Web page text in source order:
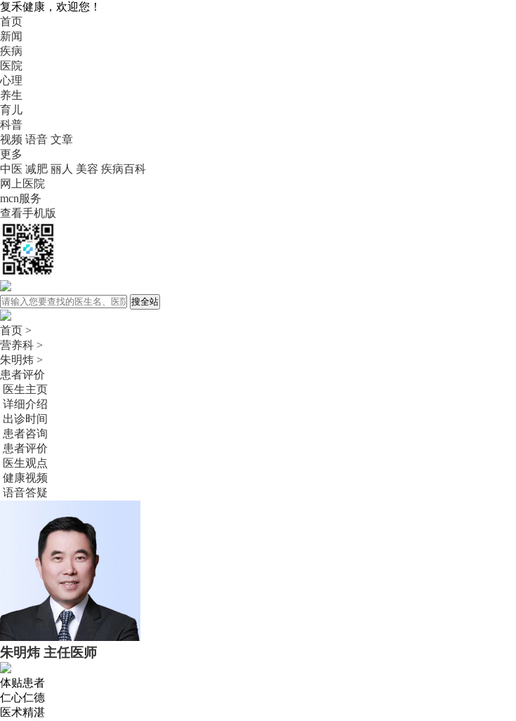
复禾健康，欢迎您！
首页
新闻
疾病
医院
心理
养生
育儿
科普
视频 语音 文章
更多
中医 减肥 丽人 美容 疾病百科
网上医院
mcn服务
查看手机版
搜全站
首页 >
营养科 >
朱明炜 >
患者评价
医生主页
详细介绍
出诊时间
患者咨询
患者评价
医生观点
健康视频
语音答疑
朱明炜 主任医师
体贴患者
仁心仁德
医术精湛